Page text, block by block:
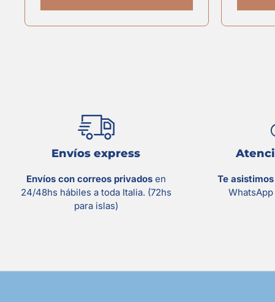
Envíos express
Envíos con correos privados en
24/48hs hábiles a toda Italia. (72hs
para islas)
Te